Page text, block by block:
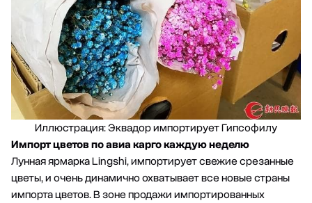
Иллюстрация: Эквадор импортирует Гипсофилу
Импорт цветов по авиакаргокаждую неделю
Лунная ярмарка Lingshi, импортирует свежие срезанные
цветы, и очень динамично охватывает все новые страны
импорта цветов. В зоне продажи импортированных